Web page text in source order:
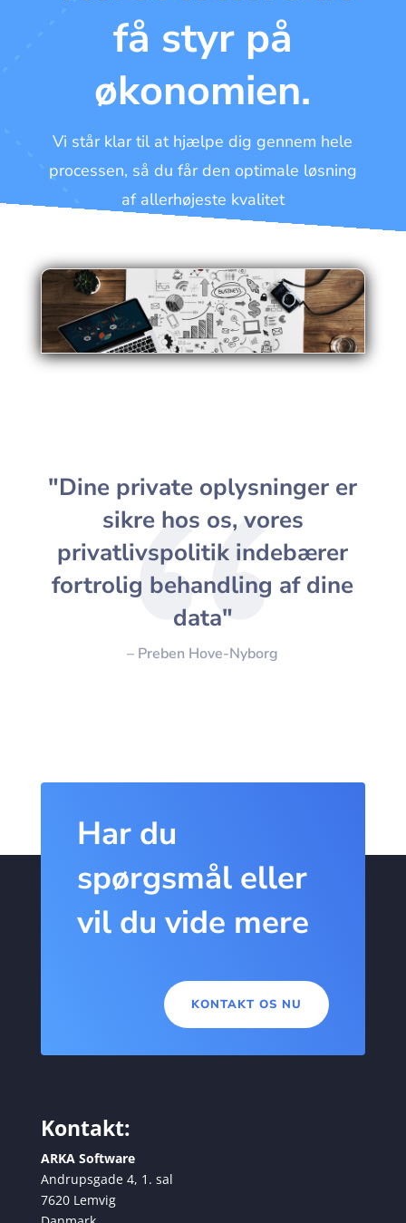
få styr på
økonomien.
Vi står klar til at hjælpe dig gennem hele
processen, så du får den optimale løsning
af allerhøjeste kvalitet
"Dine private oplysninger er
sikre hos os, vores
privatlivspolitik indebærer
fortrolig behandling af dine
data"
– Preben Hove-Nyborg
Har du
spørgsmål eller
vil du vide mere
KONTAKT OS NU
Kontakt:
ARKA Software
Andrupsgade 4, 1. sal
7620 Lemvig